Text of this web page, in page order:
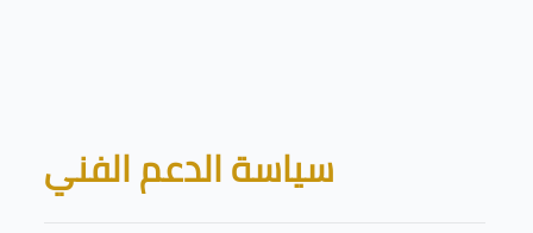
Blocks
سياسة الدعم الفني